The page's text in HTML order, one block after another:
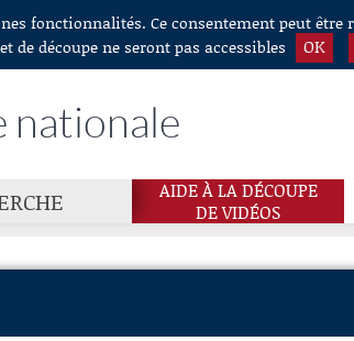
fonctionnalités. Ce consentement peut
de découpe ne seront pas accessibles
OK
nationale
AIDE À LA DÉCOUPE
DE VIDÉOS